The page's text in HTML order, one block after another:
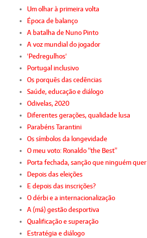
Um olhar à primeira volta
Época de balanço
A batalha de Nuno Pinto
A voz mundial do jogador
'Pedregulhos'
Portugal inclusivo
Os porquês das cedências
Saúde, educação e diálogo
Odivelas, 2020
Diferentes gerações, qualidade lusa
Parabéns Tarantini
Os símbolos da longevidade
O meu voto: Ronaldo “the Best”
Porta fechada, sanção que ninguém quer
Depois das eleições
E depois das inscrições?
O dérbi e a internacionalização
A (má) gestão desportiva
Qualificação e superação
Estratégia e diálogo